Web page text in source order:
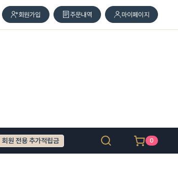
회원가입 주문내역 마이페이지
회원 전용 추가적립금 0